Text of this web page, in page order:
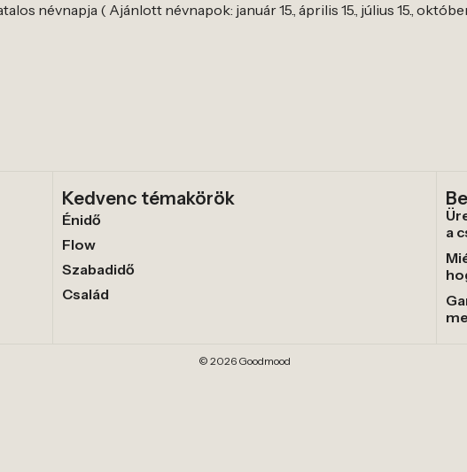
névnapja ( Ajánlott névnapok: január 15., április 15., július 15.,
Kedvenc témakörök
Énidő
Flow
Szabadidő
Család
a
© 2026 Goodmood